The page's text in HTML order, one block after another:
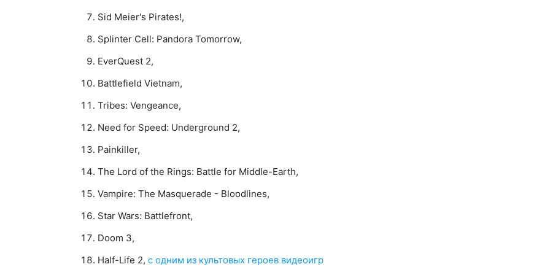
Sid Meier's Pirates!,
Splinter Cell: Pandora Tomorrow,
EverQuest 2,
Battlefield Vietnam,
Tribes: Vengeance,
Need for Speed: Underground 2,
Painkiller,
The Lord of the Rings: Battle for Middle-Earth,
Vampire: The Masquerade - Bloodlines,
Star Wars: Battlefront,
Doom 3,
Half-Life 2, с одним из культовых героев видеоигр